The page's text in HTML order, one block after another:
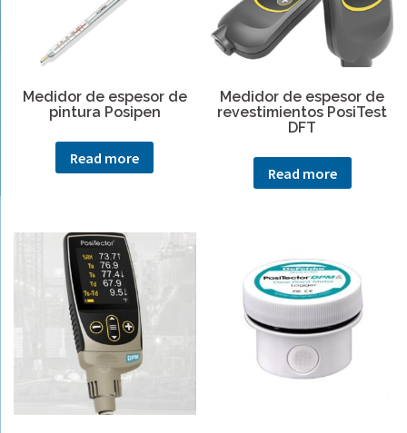
Medidor de espesor de
pintura Posipen
Read more
Medidor de espesor de
revestimientos PosiTest
DFT
Read more